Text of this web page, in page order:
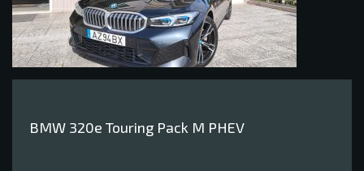
BMW 320e Touring Pack M PHEV